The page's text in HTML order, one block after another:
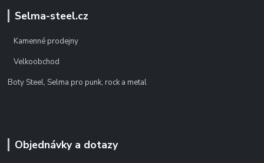
Selma-steel.cz
Kamenné prodejny
Velkoobchod
Boty Steel, Selma pro punk, rock a metal
Objednávky a dotazy